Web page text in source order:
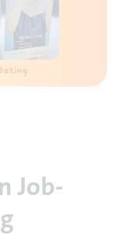
Job-